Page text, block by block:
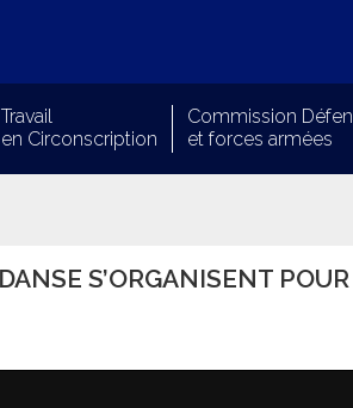
Travail
en Circonscription
Commission
et forces armées
S’ORGANISENT